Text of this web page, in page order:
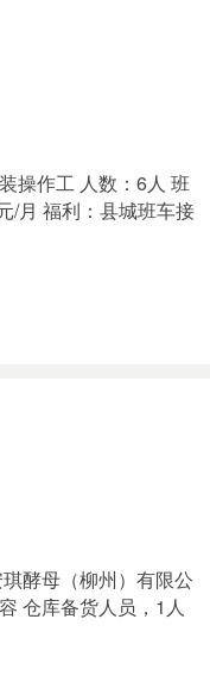
操作工 人数：6人 班
/月 福利：县城班车接
酵母（柳州）有限公
仓库备货人员，1人